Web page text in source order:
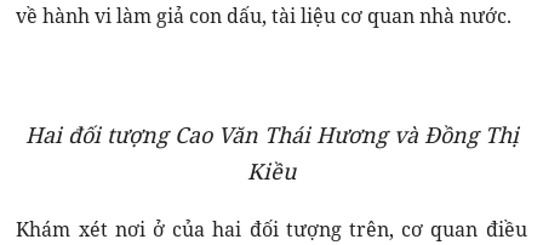
về hành vi làm giả con dấu, tài liệu cơ quan nhà nước.
Hai đối tượng Cao Văn Thái Hương và Đồng Thị
Kiều
Khám xét nơi ở của hai đối tượng trên, cơ quan điều